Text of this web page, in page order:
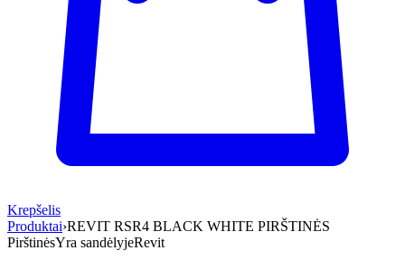
Krepšelis
Produktai›REVIT RSR4 BLACK WHITE PIRŠTINĖS
PirštinėsYra sandėlyjeRevit